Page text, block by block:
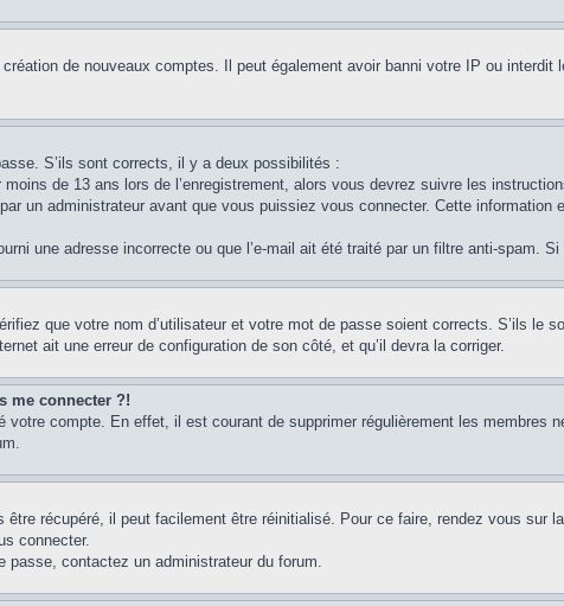
de nouveaux comptes. Il peut également avoir banni votre IP ou
S’ils sont corrects, il y a deux possibilités :
de 13 ans lors de l’enregistrement, alors vous devrez suivre les
un administrateur avant que vous puissiez vous connecter. Cette
une adresse incorrecte ou que l’e-mail ait été traité par un filtre anti-spam.
que votre nom d’utilisateur et votre mot de passe soient corrects. S’ils le
ait une erreur de configuration de son côté, et qu’il devra la corriger.
me connecter ?!
votre compte. En effet, il est courant de supprimer régulièrement les
récupéré, il peut facilement être réinitialisé. Pour ce faire, rendez vous sur
connecter.
contactez un administrateur du forum.